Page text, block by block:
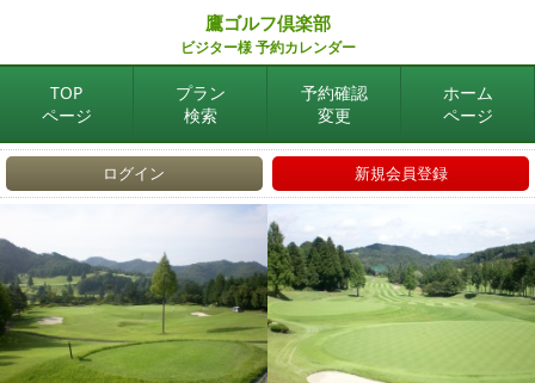
鷹ゴルフ倶楽部
ビジター様 予約カレンダー
TOP
ページ
プラン
検索
予約確認
変更
ホーム
ページ
ログイン 新規会員登録